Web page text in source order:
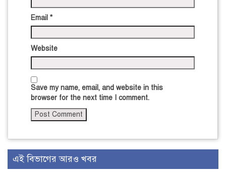
Email *
Website
Save my name, email, and website in this
browser for the next time I comment.
এই বিভাগের আরও খবর